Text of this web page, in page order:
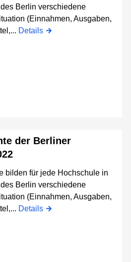
Berlin verschiedene
(Einnahmen, Ausgaben,
Details
der Berliner
bilden für jede Hochschule in
Berlin verschiedene
(Einnahmen, Ausgaben,
Details